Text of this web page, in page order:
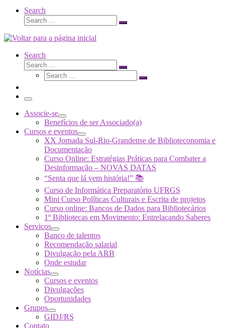
Search
Search
Search
Search
Search
Search
Search
Search
Menu
Associe-se
Benefícios de ser Associado(a)
Cursos e eventos
XX Jornada Sul-Rio-Grandense de Biblioteconomia e
Documentação
Curso Online: Estratégias Práticas para Combater a
Desinformação – NOVAS DATAS
“Senta que lá vem história!” 📚
Curso de Informática Preparatório UFRGS
Mini Curso Políticas Culturais e Escrita de projetos
Curso online: Bancos de Dados para Bibliotecários
1º Bibliotecas em Movimento: Entrelaçando Saberes
Serviços
Banco de talentos
Recomendação salarial
Divulgação pela ARB
Onde estudar
Notícias
Cursos e eventos
Divulgações
Oportunidades
Grupos
GIDJ/RS
Contato